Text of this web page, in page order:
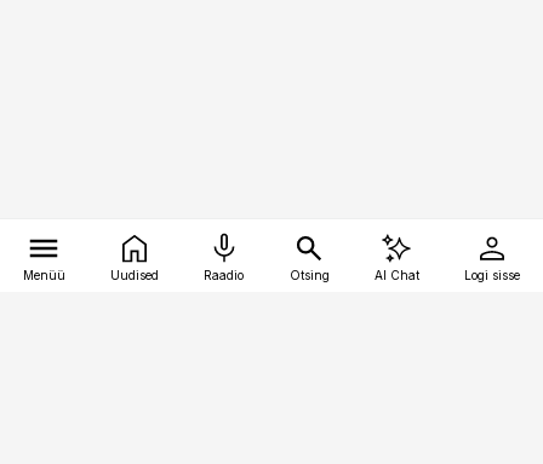
Menüü Uudised Raadio Otsing AI Chat Logi sisse